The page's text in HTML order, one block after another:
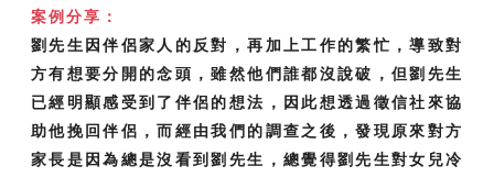
案例分享：
劉先生因伴侶家人的反對，再加上工作的繁忙，導致對
方有想要分開的念頭，雖然他們誰都沒說破，但劉先生
已經明顯感受到了伴侶的想法，因此想透過徵信社來協
助他挽回伴侶，而經由我們的調查之後，發現原來對方
家長是因為總是沒看到劉先生，總覺得劉先生對女兒冷